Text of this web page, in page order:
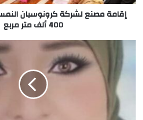
إقامة مصنع لشركة كرونوسبان
400 ألف متر مربع